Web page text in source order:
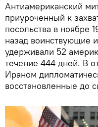
Антиамериканский
приуроченный к
посольства в ноябре
назад воинствующие
удерживали 52
течение 444 дней. В
Ираном
восстановленные до